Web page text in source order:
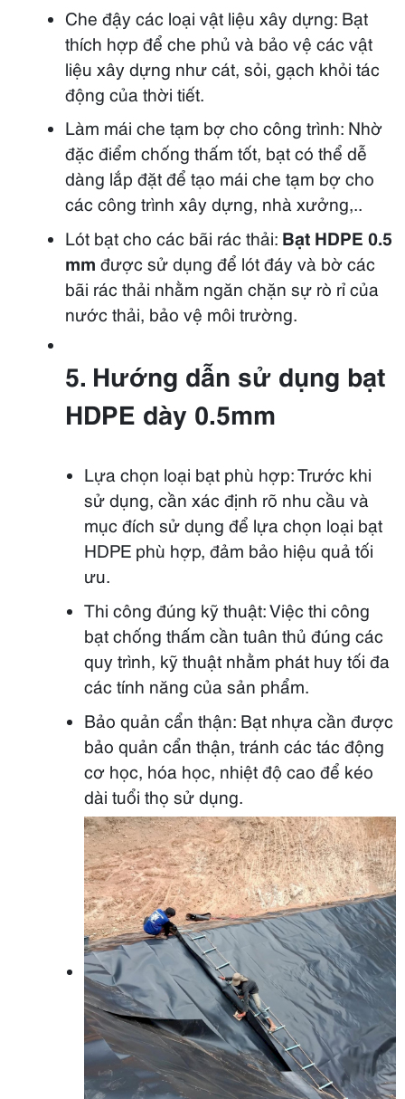
Che đậy các loại vật liệu xây dựng: Bạt
thích hợp để che phủ và bảo vệ các vật
liệu xây dựng như cát, sỏi, gạch khỏi tác
động của thời tiết.
Làm mái che tạm bợ cho công trình: Nhờ
đặc điểm chống thấm tốt, bạt có thể dễ
dàng lắp đặt để tạo mái che tạm bợ cho
các công trình xây dựng, nhà xưởng,..
Lót bạt cho các bãi rác thải: Bạt HDPE 0.5
mm được sử dụng để lót đáy và bờ các
bãi rác thải nhằm ngăn chặn sự rò rỉ của
nước thải, bảo vệ môi trường.
5. Hướng dẫn sử dụng bạt
HDPE dày 0.5mm
Lựa chọn loại bạt phù hợp: Trước khi
sử dụng, cần xác định rõ nhu cầu và
mục đích sử dụng để lựa chọn loại bạt
HDPE phù hợp, đảm bảo hiệu quả tối
ưu.
Thi công đúng kỹ thuật: Việc thi công
bạt chống thấm cần tuân thủ đúng các
quy trình, kỹ thuật nhằm phát huy tối đa
các tính năng của sản phẩm.
Bảo quản cẩn thận: Bạt nhựa cần được
bảo quản cẩn thận, tránh các tác động
cơ học, hóa học, nhiệt độ cao để kéo
dài tuổi thọ sử dụng.